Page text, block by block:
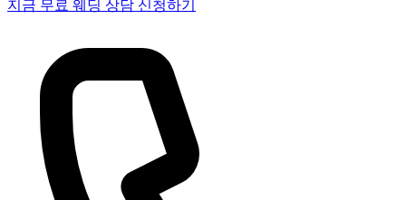
지금 무료 웨딩 상담 신청하기